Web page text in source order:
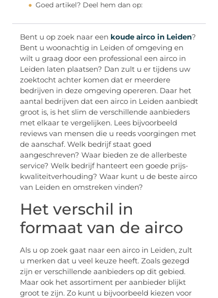
Goed artikel? Deel hem dan op:
Bent u op zoek naar een koude airco in Leiden?
Bent u woonachtig in Leiden of omgeving en
wilt u graag door een professional een airco in
Leiden laten plaatsen? Dan zult u er tijdens uw
zoektocht achter komen dat er meerdere
bedrijven in deze omgeving opereren. Daar het
aantal bedrijven dat een airco in Leiden aanbiedt
groot is, is het slim de verschillende aanbieders
met elkaar te vergelijken. Lees bijvoorbeeld
reviews van mensen die u reeds voorgingen met
de aanschaf. Welk bedrijf staat goed
aangeschreven? Waar bieden ze de allerbeste
service? Welk bedrijf hanteert een goede prijs-
kwaliteitverhouding? Waar kunt u de beste airco
van Leiden en omstreken vinden?
Het verschil in
formaat van de airco
Als u op zoek gaat naar een airco in Leiden, zult
u merken dat u veel keuze heeft. Zoals gezegd
zijn er verschillende aanbieders op dit gebied.
Maar ook het assortiment per aanbieder blijkt
groot te zijn. Zo kunt u bijvoorbeeld kiezen voor